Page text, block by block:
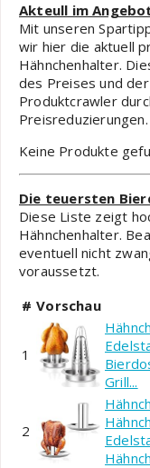
Akteull im
Mit unseren
wir hier die aktuell
Hähnchenhalter.
des Preises und
Produktcrawler
Preisreduzierungen.
Keine Produkte
Die teuersten
Diese Liste zeigt
Hähnchenhalter.
eventuell nicht
voraussetzt.
# Vorschau
1
Grill...
2